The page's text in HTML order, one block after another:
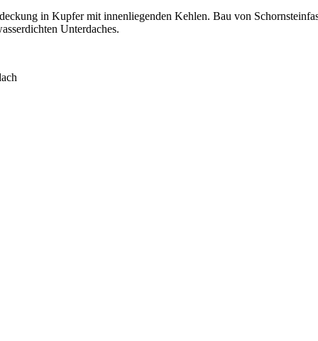
in Kupfer mit innenliegenden Kehlen. Bau von
Unterdaches.